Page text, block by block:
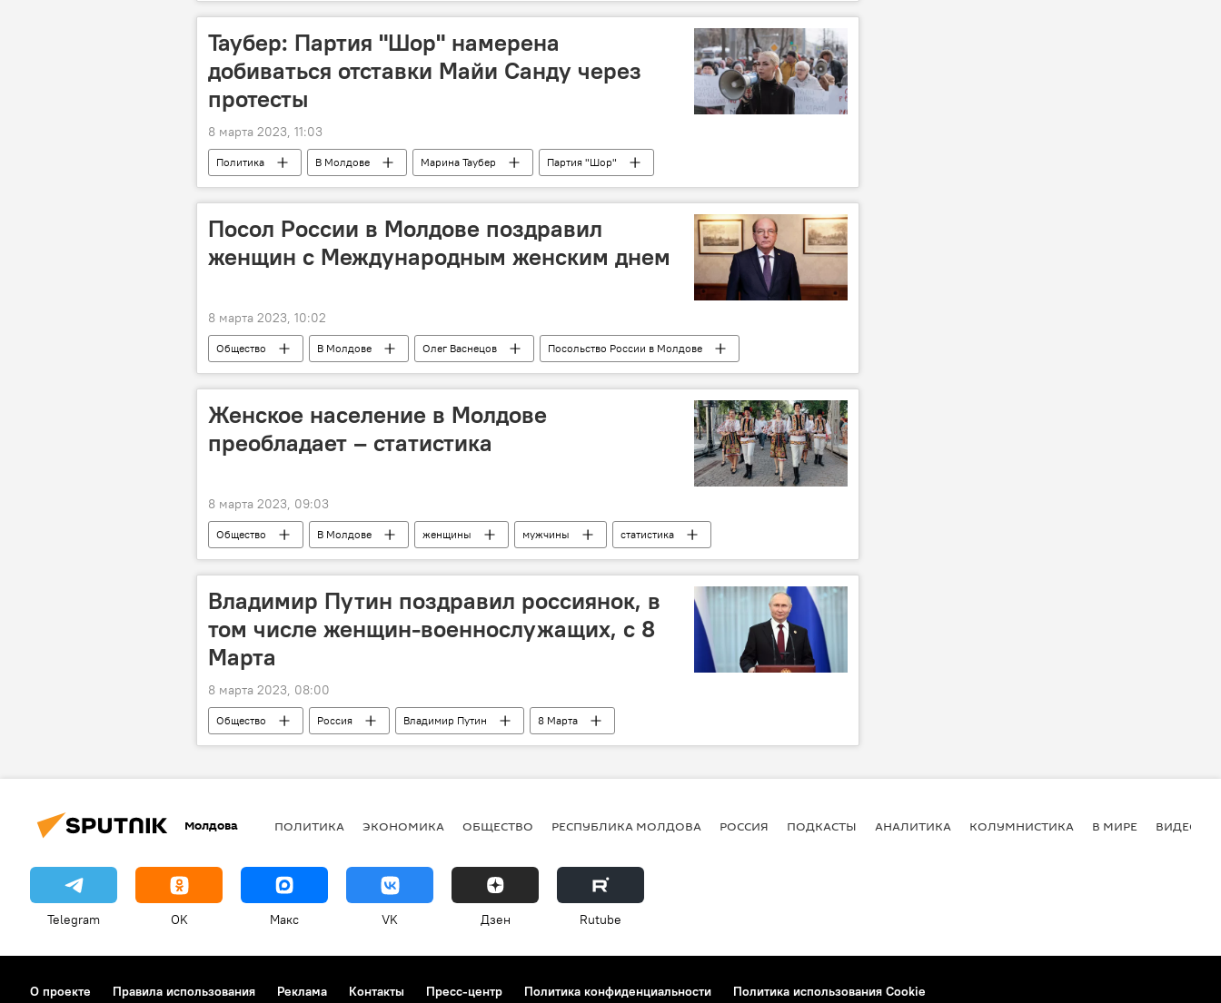
Таубер: Партия "Шор" намерена
добиваться отставки Майи Санду через
протесты
8 марта 2023, 11:03
Политика В Молдове Марина Таубер
Партия "Шор"
социальные протесты
Посол России в Молдове поздравил
женщин с Международным женским днем
8 марта 2023, 10:02
Общество В Молдове Олег Васнецов Посольство России в Молдове
Женское население в Молдове
преобладает – статистика
8 марта 2023, 09:03
Общество В Молдове женщины мужчины статистика
Владимир Путин поздравил россиянок, в
том числе женщин-военнослужащих, с 8
Марта
8 марта 2023, 08:00
Общество Россия Владимир Путин 8 Марта
Молдова ПОЛИТИКА ЭКОНОМИКА ОБЩЕСТВО РЕСПУБЛИКА МОЛДОВА РОССИЯ ПОДКАСТЫ АНАЛИТИКА КОЛУМНИСТИКА В МИРЕ ВИДЕО
Telegram OK Макс VK Дзен Rutube
О проекте Правила использования Реклама Контакты Пресс-центр Политика конфиденциальности Политика использования Cookie